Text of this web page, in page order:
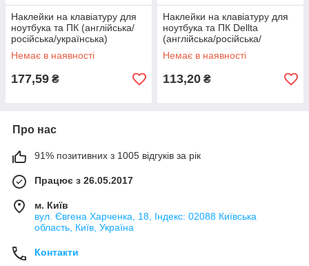
Наклейки на клавіатуру для
ноутбука та ПК (англійська/
російська/українська)
(люмінесцентні) (90370)
Немає в наявності
177,59 ₴
Наклейки на клавіатуру для
ноутбука та ПК Dellta
(англійська/російська/
українська) Green (37102)
Немає в наявності
113,20 ₴
Про нас
91% позитивних з 1005 відгуків за рік
Працює з 26.05.2017
м. Київ
вул. Євгена Харченка, 18, Індекс: 02088 Київська
область, Київ, Україна
Контакти